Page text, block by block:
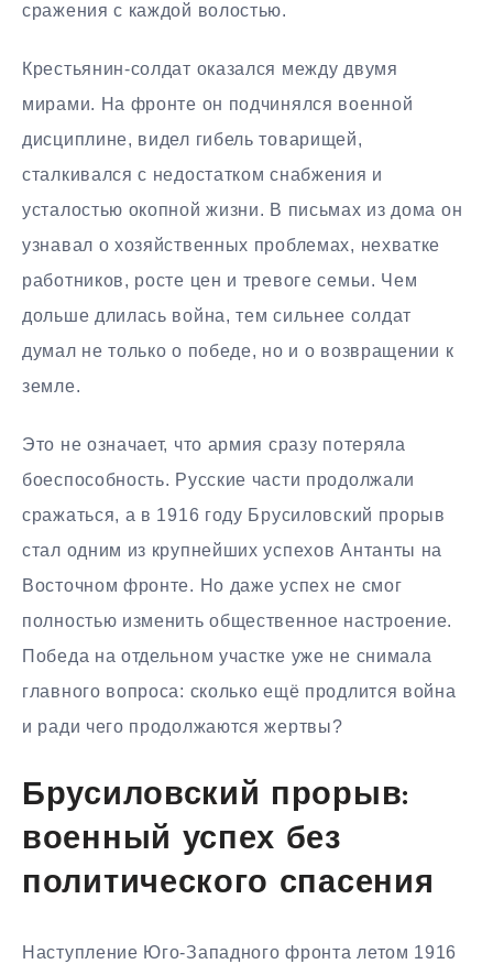
сражения с каждой волостью.
Крестьянин-солдат оказался между двумя
мирами. На фронте он подчинялся военной
дисциплине, видел гибель товарищей,
сталкивался с недостатком снабжения и
усталостью окопной жизни. В письмах из дома он
узнавал о хозяйственных проблемах, нехватке
работников, росте цен и тревоге семьи. Чем
дольше длилась война, тем сильнее солдат
думал не только о победе, но и о возвращении к
земле.
Это не означает, что армия сразу потеряла
боеспособность. Русские части продолжали
сражаться, а в 1916 году Брусиловский прорыв
стал одним из крупнейших успехов Антанты на
Восточном фронте. Но даже успех не смог
полностью изменить общественное настроение.
Победа на отдельном участке уже не снимала
главного вопроса: сколько ещё продлится война
и ради чего продолжаются жертвы?
Брусиловский прорыв:
военный успех без
политического спасения
Наступление Юго-Западного фронта летом 1916